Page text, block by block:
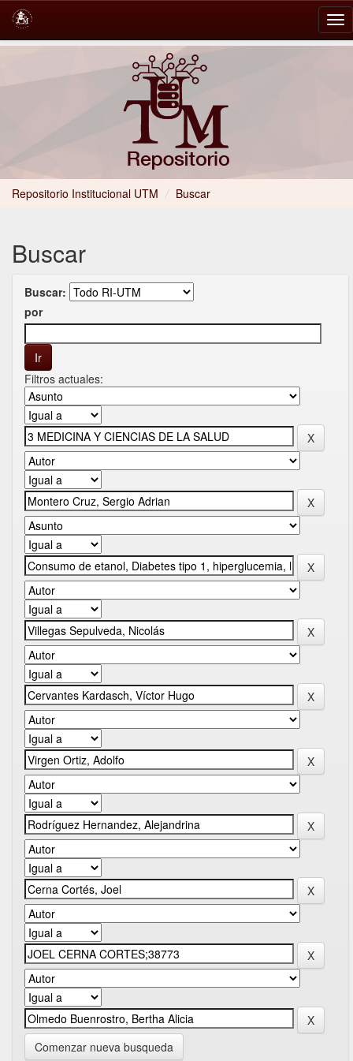
Repositorio Institucional UTM / Buscar
Buscar
Buscar:
por
Filtros actuales:
Comenzar nueva busqueda